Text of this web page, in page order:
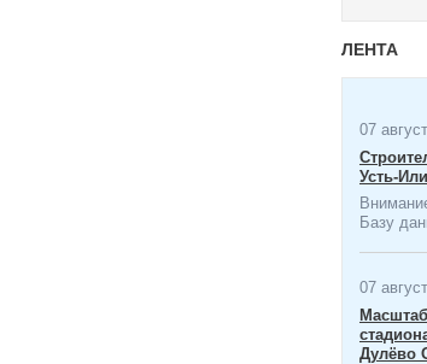
ЛЕНТА
07
Усть-
Базу
07
Дулёво